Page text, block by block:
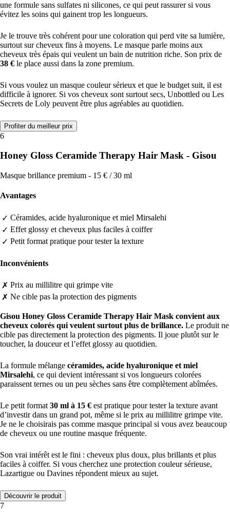
une formule sans sulfates ni silicones, ce qui peut rassurer si vous
évitez les soins qui gainent trop les longueurs.
Je le trouve très cohérent pour une coloration qui perd vite sa lumière,
surtout sur cheveux fins à moyens. Le masque parle moins aux
cheveux très épais qui veulent un bain de nutrition riche. Son prix de
38 € le place aussi dans la zone premium.
Si vous voulez un masque couleur sérieux et que le budget suit, il est
difficile à ignorer. Si vos cheveux sont surtout secs, Unbottled ou Les
Secrets de Loly peuvent être plus agréables au quotidien.
Profiter du meilleur prix
6
Honey Gloss Ceramide Therapy Hair Mask - Gisou
Masque brillance premium - 15 € / 30 ml
Avantages
✓ Céramides, acide hyaluronique et miel Mirsalehi
✓ Effet glossy et cheveux plus faciles à coiffer
✓ Petit format pratique pour tester la texture
Inconvénients
✗ Prix au millilitre qui grimpe vite
✗ Ne cible pas la protection des pigments
Gisou Honey Gloss Ceramide Therapy Hair Mask convient aux
cheveux colorés qui veulent surtout plus de brillance. Le produit ne
cible pas directement la protection des pigments. Il joue plutôt sur le
toucher, la douceur et l’effet glossy au quotidien.
La formule mélange céramides, acide hyaluronique et miel
Mirsalehi, ce qui devient intéressant si vos longueurs colorées
paraissent ternes ou un peu sèches sans être complètement abîmées.
Le petit format 30 ml à 15 € est pratique pour tester la texture avant
d’investir dans un grand pot, même si le prix au millilitre grimpe vite.
Je ne le choisirais pas comme masque principal si vous avez beaucoup
de cheveux ou une routine masque fréquente.
Son vrai intérêt est le fini : cheveux plus doux, plus brillants et plus
faciles à coiffer. Si vous cherchez une protection couleur sérieuse,
Lazartigue ou Davines répondent mieux au sujet.
Découvrir le produit
7